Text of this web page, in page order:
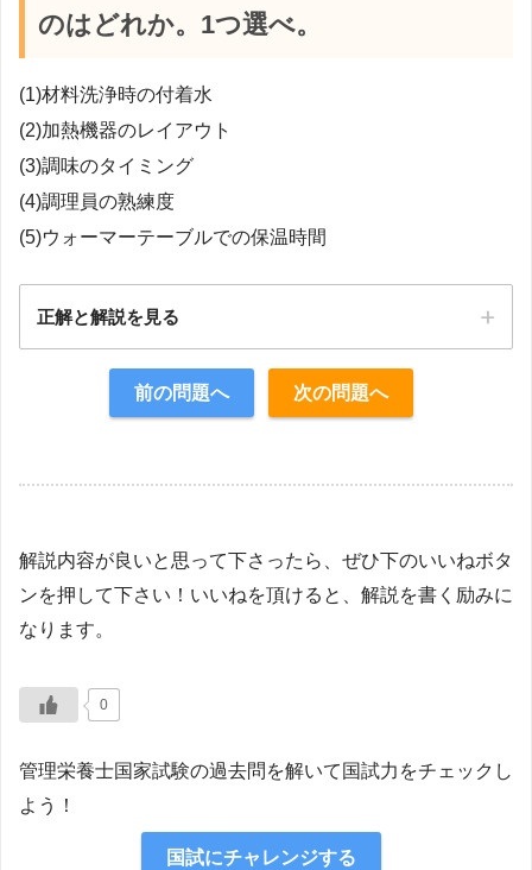
のはどれか。1つ選べ。
(1)材料洗浄時の付着水
(2)加熱機器のレイアウト
(3)調味のタイミング
(4)調理員の熟練度
(5)ウォーマーテーブルでの保温時間
正解と解説を見る
前の問題へ 次の問題へ
解説内容が良いと思って下さったら、ぜひ下のいいねボタ
ンを押して下さい！いいねを頂けると、解説を書く励みに
なります。
0
管理栄養士国家試験の過去問を解いて国試力をチェックし
よう！
国試にチャレンジする